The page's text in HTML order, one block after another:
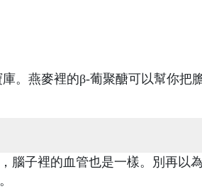
庫。燕麥裡的β-葡聚醣可以幫你把
腦子裡的血管也是一樣。別再以